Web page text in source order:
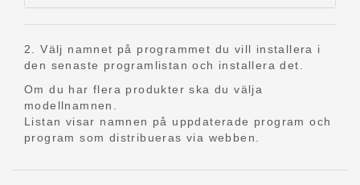
2. Välj namnet på programmet du vill installera i
den senaste programlistan och installera det.
Om du har flera produkter ska du välja
modellnamnen.
Listan visar namnen på uppdaterade program och
program som distribueras via webben.